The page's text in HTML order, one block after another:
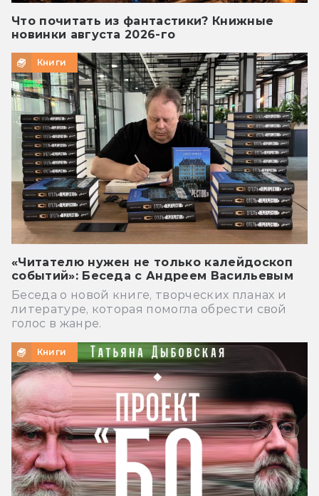
Что почитать из фантастики? Книжные
новинки августа 2026-го
Книги
«Читателю нужен не только калейдоскоп
событий»: Беседа с Андреем Васильевым
Беседа о новой книге, творческих планах и
литературе, которая помогла обрести свой
голос в жанре.
Книги